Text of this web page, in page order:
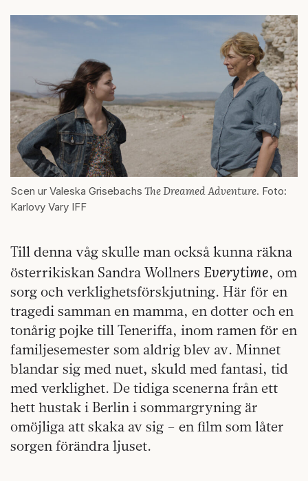
Scen ur Valeska Grisebachs The Dreamed Adventure. Foto:
Karlovy Vary IFF
Till denna våg skulle man också kunna räkna
österrikiskan Sandra Wollners Everytime, om
sorg och verklighetsförskjutning. Här för en
tragedi samman en mamma, en dotter och en
tonårig pojke till Teneriffa, inom ramen för en
familjesemester som aldrig blev av. Minnet
blandar sig med nuet, skuld med fantasi, tid
med verklighet. De tidiga scenerna från ett
hett hustak i Berlin i sommargryning är
omöjliga att skaka av sig – en film som låter
sorgen förändra ljuset.